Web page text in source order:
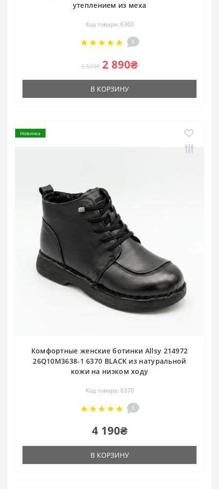
утеплением из меха
Код товара: 6360
1
3 590₴ 2 890₴
В КОРЗИНУ
Новинка
Комфортные женские ботинки Allsy 214972
26Q10M3638-1 6370 BLACK из натуральной
кожи на низком ходу
Код товара: 6370
1
4 190₴
В КОРЗИНУ